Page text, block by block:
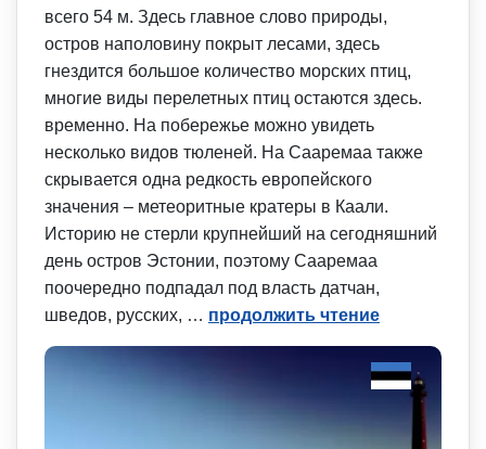
всего 54 м. Здесь главное слово природы,
остров наполовину покрыт лесами, здесь
гнездится большое количество морских птиц,
многие виды перелетных птиц остаются здесь.
временно. На побережье можно увидеть
несколько видов тюленей. На Сааремаа также
скрывается одна редкость европейского
значения – метеоритные кратеры в Каали.
Историю не стерли крупнейший на сегодняшний
день остров Эстонии, поэтому Сааремаа
поочередно подпадал под власть датчан,
шведов, русских, … продолжить чтение